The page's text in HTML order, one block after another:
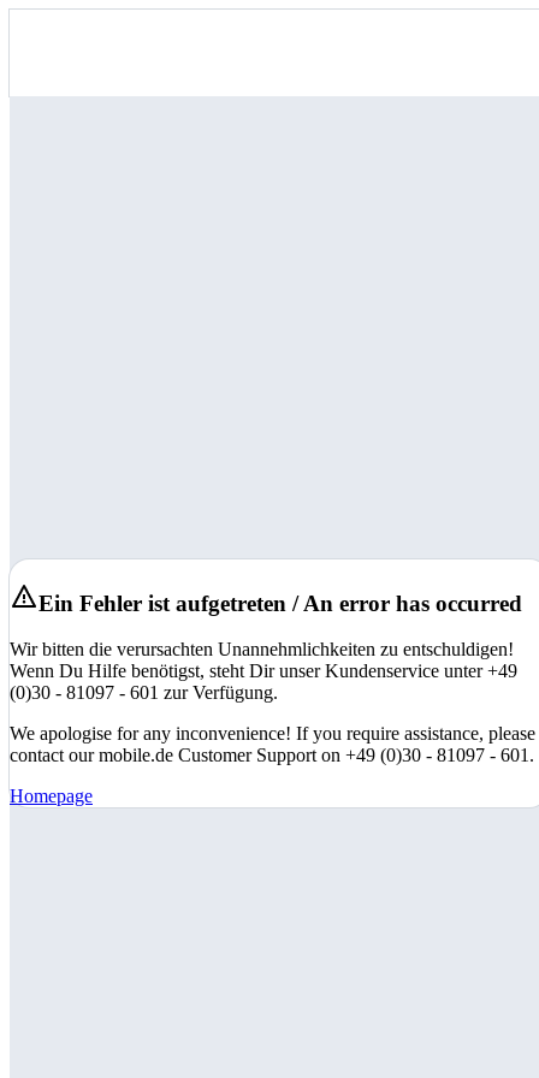
Ein Fehler ist aufgetreten / An error has occurred
Wir bitten die verursachten Unannehmlichkeiten zu entschuldigen!
Wenn Du Hilfe benötigst, steht Dir unser Kundenservice unter +49
(0)30 - 81097 - 601 zur Verfügung.
We apologise for any inconvenience! If you require assistance, please
contact our mobile.de Customer Support on +49 (0)30 - 81097 - 601.
Homepage